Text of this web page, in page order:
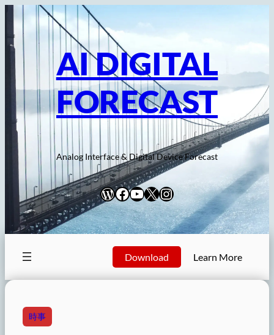
を
AI DIGITAL
FORECAST
Analog Interface & Digital Device Forecast
WordPress
Facebook
YouTube
X Instagram
Download Learn More
時事